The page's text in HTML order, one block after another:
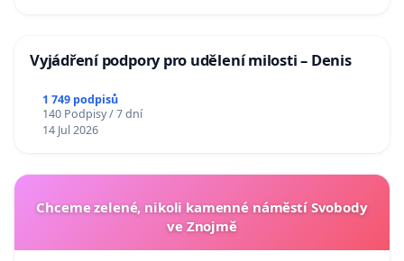
Vyjádření podpory pro udělení milosti – Denis
1 749 podpisů
140 Podpisy / 7 dní
14 Jul 2026
Chceme zelené, nikoli kamenné náměstí Svobody
ve Znojmě